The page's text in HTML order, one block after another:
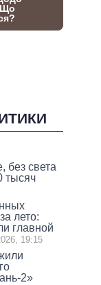
без света
тысяч
лето:
главной
19:15
2»